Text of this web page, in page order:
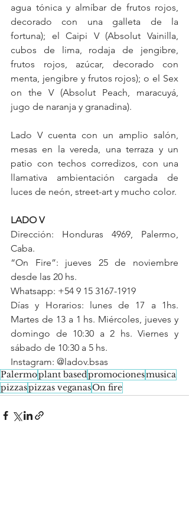
agua tónica y almíbar de frutos rojos,
decorado con una galleta de la
fortuna); el Caipi V (Absolut Vainilla,
cubos de lima, rodaja de jengibre,
frutos rojos, azúcar, decorado con
menta, jengibre y frutos rojos); o el Sex
on the V (Absolut Peach, maracuyá,
jugo de naranja y granadina).
Lado V cuenta con un amplio salón,
mesas en la vereda, una terraza y un
patio con techos corredizos, con una
llamativa ambientación cargada de
luces de neón, street-art y mucho color.
LADO V
Dirección: Honduras 4969, Palermo,
Caba.
“On Fire”: jueves 25 de noviembre
desde las 20 hs.
Whatsapp: +54 9 15 3167-1919
Días y Horarios: lunes de 17 a 1hs.
Martes de 13 a 1 hs. Miércoles, jueves y
domingo de 10:30 a 2 hs. Viernes y
sábado de 10:30 a 5 hs.
Instagram: @ladov.bsas
Palermoplant basedpromocionesmusica
pizzaspizzas veganasOn fire